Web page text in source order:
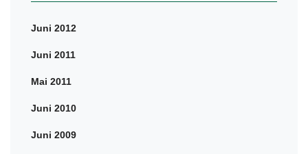
Juni 2012
Juni 2011
Mai 2011
Juni 2010
Juni 2009